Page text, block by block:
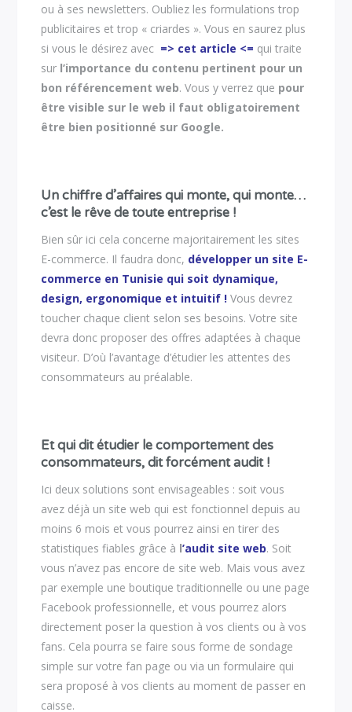
ou à ses newsletters. Oubliez les formulations trop
publicitaires et trop « criardes ». Vous en saurez plus
si vous le désirez avec => cet article <= qui traite
sur l’importance du contenu pertinent pour un
bon référencement web. Vous y verrez que pour
être visible sur le web il faut obligatoirement
être bien positionné sur Google.
Un chiffre d’affaires qui monte, qui monte…
c’est le rêve de toute entreprise !
Bien sûr ici cela concerne majoritairement les sites
E-commerce. Il faudra donc, développer un site E-
commerce en Tunisie qui soit dynamique,
design, ergonomique et intuitif ! Vous devrez
toucher chaque client selon ses besoins. Votre site
devra donc proposer des offres adaptées à chaque
visiteur. D’où l’avantage d’étudier les attentes des
consommateurs au préalable.
Et qui dit étudier le comportement des
consommateurs, dit forcément audit !
Ici deux solutions sont envisageables : soit vous
avez déjà un site web qui est fonctionnel depuis au
moins 6 mois et vous pourrez ainsi en tirer des
statistiques fiables grâce à l’audit site web. Soit
vous n’avez pas encore de site web. Mais vous avez
par exemple une boutique traditionnelle ou une page
Facebook professionnelle, et vous pourrez alors
directement poser la question à vos clients ou à vos
fans. Cela pourra se faire sous forme de sondage
simple sur votre fan page ou via un formulaire qui
sera proposé à vos clients au moment de passer en
caisse.